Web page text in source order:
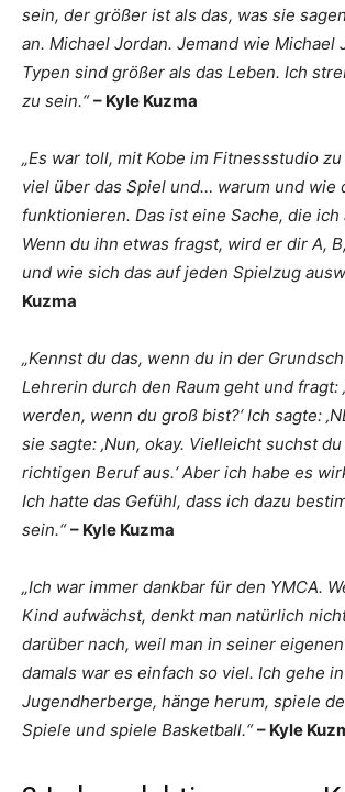
sein, der größer ist als das, was sie
an. Michael Jordan. Jemand wie Michael
Typen sind größer als das Leben. Ich
zu sein.“ – Kyle Kuzma
„Es war toll, mit Kobe im Fitnessstudio
viel über das Spiel und… warum und wie
funktionieren. Das ist eine Sache, die ich
Wenn du ihn etwas fragst, wird er dir A,
und wie sich das auf jeden Spielzug
Kuzma
„Kennst du das, wenn du in der
Lehrerin durch den Raum geht und fragt:
werden, wenn du groß bist?‘ Ich sagte:
sie sagte: ‚Nun, okay. Vielleicht suchst
richtigen Beruf aus.‘ Aber ich habe es
Ich hatte das Gefühl, dass ich dazu
sein.“ – Kyle Kuzma
„Ich war immer dankbar für den YMCA.
Kind aufwächst, denkt man natürlich
darüber nach, weil man in seiner
damals war es einfach so viel. Ich gehe
Jugendherberge, hänge herum, spiele
Spiele und spiele Basketball.“– Kyle